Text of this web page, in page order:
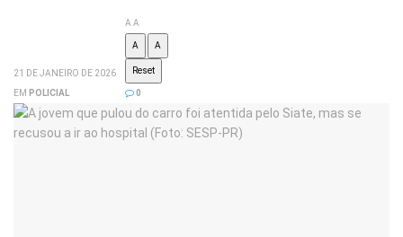
21 DE JANEIRO DE 2026
EM POLICIAL
A A
A A
Reset
0